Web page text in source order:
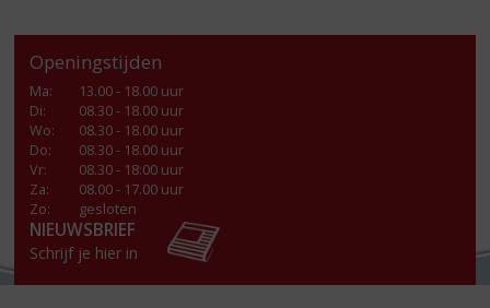
Openingstijden
Ma:
13.00 - 18.00 uur
Di:
08.30 - 18.00 uur
Wo:
08.30 - 18.00 uur
Do:
08.30 - 18.00 uur
Vr:
08.30 - 18:00 uur
Za:
08.00 - 17.00 uur
Zo:
gesloten
NIEUWSBRIEF
Schrijf je hier in